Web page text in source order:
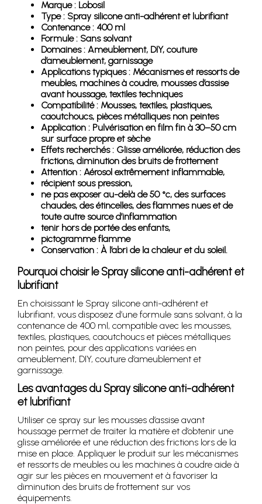
Marque : Lobosil
Type : Spray silicone anti-adhérent et lubrifiant
Contenance : 400 ml
Formule : Sans solvant
Domaines : Ameublement, DIY, couture
d’ameublement, garnissage
Applications typiques : Mécanismes et ressorts de
meubles, machines à coudre, mousses d’assise
avant houssage, textiles techniques
Compatibilité : Mousses, textiles, plastiques,
caoutchoucs, pièces métalliques non peintes
Application : Pulvérisation en film fin à 30–50 cm
sur surface propre et sèche
Effets recherchés : Glisse améliorée, réduction des
frictions, diminution des bruits de frottement
Attention : Aérosol extrêmement inflammable,
récipient sous pression,
ne pas exposer au-delà de 50 °c, des surfaces
chaudes, des étincelles, des flammes nues et de
toute autre source d’inflammation
tenir hors de portée des enfants,
pictogramme flamme
Conservation : À l’abri de la chaleur et du soleil.
Pourquoi choisir le Spray silicone anti-adhérent et
lubrifiant
En choisissant le Spray silicone anti-adhérent et
lubrifiant, vous disposez d’une formule sans solvant, à la
contenance de 400 ml, compatible avec les mousses,
textiles, plastiques, caoutchoucs et pièces métalliques
non peintes, pour des applications variées en
ameublement, DIY, couture d’ameublement et
garnissage.
Les avantages du Spray silicone anti-adhérent
et lubrifiant
Utiliser ce spray sur les mousses d’assise avant
houssage permet de traiter la matière et d’obtenir une
glisse améliorée et une réduction des frictions lors de la
mise en place. Appliquer le produit sur les mécanismes
et ressorts de meubles ou les machines à coudre aide à
agir sur les pièces en mouvement et à favoriser la
diminution des bruits de frottement sur vos
équipements.